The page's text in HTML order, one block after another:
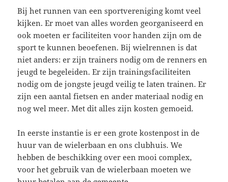
Bij het runnen van een sportvereniging komt veel
kijken. Er moet van alles worden georganiseerd en
ook moeten er faciliteiten voor handen zijn om de
sport te kunnen beoefenen. Bij wielrennen is dat
niet anders: er zijn trainers nodig om de renners en
jeugd te begeleiden. Er zijn trainingsfaciliteiten
nodig om de jongste jeugd veilig te laten trainen. Er
zijn een aantal fietsen en ander materiaal nodig en
nog wel meer. Met dit alles zijn kosten gemoeid.
In eerste instantie is er een grote kostenpost in de
huur van de wielerbaan en ons clubhuis. We
hebben de beschikking over een mooi complex,
voor het gebruik van de wielerbaan moeten we